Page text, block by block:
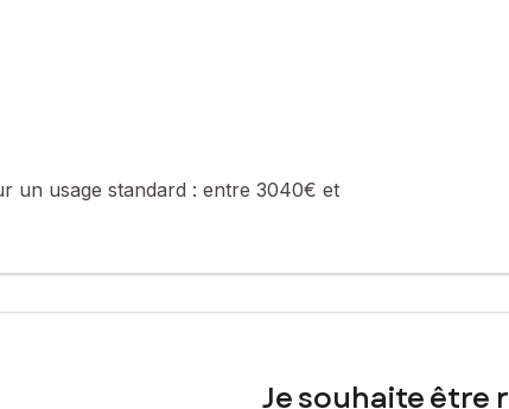
01, E-mail : sonia.weber@safti.fr - EI - Agent commercial
un usage standard : entre 3040€ et
Je souhaite être